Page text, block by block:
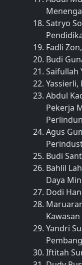
Satryo
Fadli
Budi
Saifullah
Abdul
Pekerja
Agus
Budi
Bahlil
Daya
Dodi
Yandri
Iftitah